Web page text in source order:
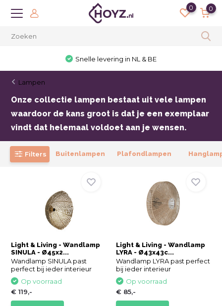
0 0
30 dagen bedenktijd
Lampen
Onze collectie lampen bestaat uit vele lampen
waardoor de kans groot is dat je een exemplaar
vindt dat helemaal voldoet aan je wensen.
Filters Buitenlampen Plafondlampen
Light & Living - Wandlamp
SINULA - Ø45x2...
Wandlamp SINULA past
perfect bij ieder interieur
Op voorraad
€ 119,-
Light & Living - Wandlamp
LYRA - Ø43x43c...
Wandlamp LYRA past perfect
bij ieder interieur
Op voorraad
€ 85,-